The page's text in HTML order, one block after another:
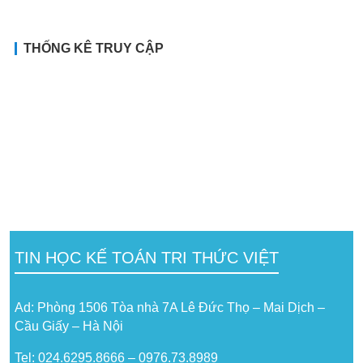
THỐNG KÊ TRUY CẬP
TIN HỌC KẾ TOÁN TRI THỨC VIỆT
Ad: Phòng 1506 Tòa nhà 7A Lê Đức Thọ – Mai Dịch –
Cầu Giấy – Hà Nội
Tel: 024.6295.8666 – 0976.73.8989